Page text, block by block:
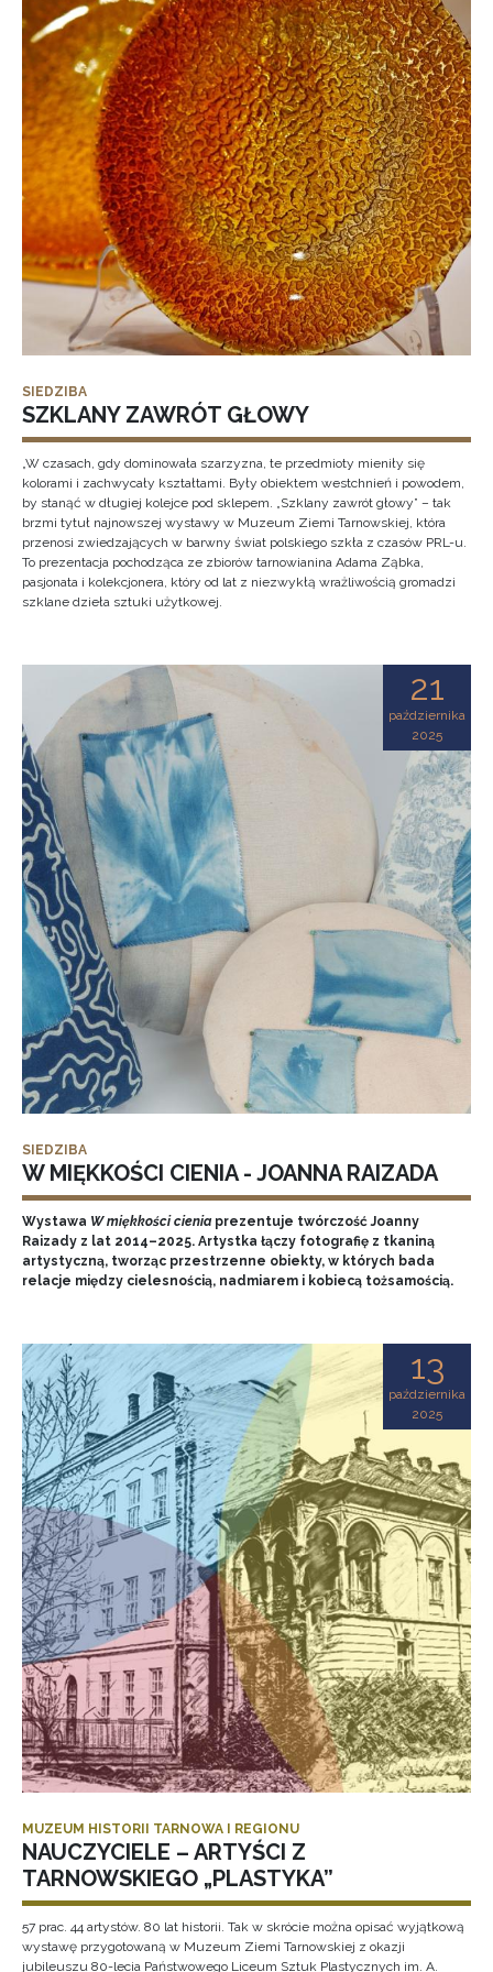
SIEDZIBA
SZKLANY ZAWRÓT GŁOWY
„W czasach, gdy dominowała szarzyzna, te przedmioty mieniły się
kolorami i zachwycały kształtami. Były obiektem westchnień i powodem,
by stanąć w długiej kolejce pod sklepem. „Szklany zawrót głowy” – tak
brzmi tytuł najnowszej wystawy w Muzeum Ziemi Tarnowskiej, która
przenosi zwiedzających w barwny świat polskiego szkła z czasów PRL-u.
To prezentacja pochodząca ze zbiorów tarnowianina Adama Ząbka,
pasjonata i kolekcjonera, który od lat z niezwykłą wrażliwością gromadzi
szklane dzieła sztuki użytkowej.
21
października
2025
SIEDZIBA
W MIĘKKOŚCI CIENIA - JOANNA RAIZADA
Wystawa W miękkości cieniaprezentuje twórczość Joanny
Raizady z lat 2014–2025. Artystka łączy fotografię z tkaniną
artystyczną, tworząc przestrzenne obiekty, w których bada
relacje między cielesnością, nadmiarem i kobiecą tożsamością.
13
października
2025
MUZEUM HISTORII TARNOWA I REGIONU
NAUCZYCIELE – ARTYŚCI Z
TARNOWSKIEGO „PLASTYKA”
57 prac. 44 artystów. 80 lat historii. Tak w skrócie można opisać wyjątkową
wystawę przygotowaną w Muzeum Ziemi Tarnowskiej z okazji
jubileuszu 80-lecia Państwowego Liceum Sztuk Plastycznych im. A.